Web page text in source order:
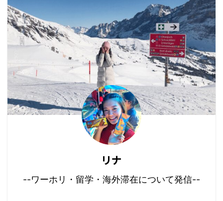
リナ
--ワーホリ・留学・海外滞在について発信--